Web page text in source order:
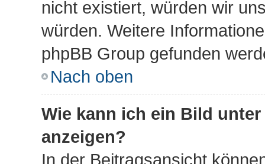
nicht existiert, würden wir
würden. Weitere
phpBB Group gefunden
Nach oben
Wie kann ich ein Bild
anzeigen?
In der Beitragsansicht